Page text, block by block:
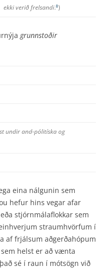
ekki verið frelsandi.8)
grunnstoðir
undir and-pólitíska og
eina nálgunin sem
hefur hins vegar afar
stjórnmálaflokkar sem
straumhvörfum í
af frjálsum aðgerða­hópum
helst er að vænta
sé í raun í mótsögn við